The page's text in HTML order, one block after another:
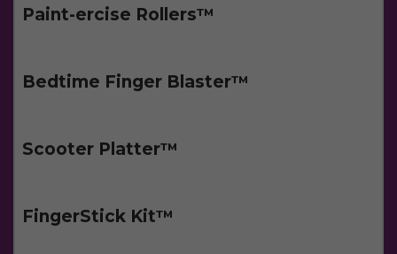
Paint-ercise Rollers™️
Bedtime Finger Blaster™️
Scooter Platter™️
FingerStick Kit™️